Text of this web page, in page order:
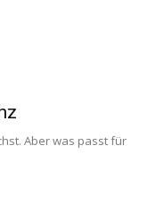
Aber was passt für